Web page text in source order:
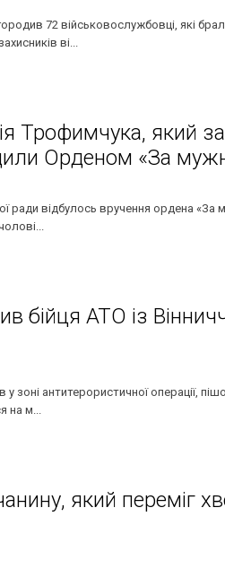
72 військовослужбовці, які
ві...
Трофимчука, який
Орденом «За
ради відбулось вручення ордена «За
бійця АТО із
зоні антитерористичної операції,
на м...
який переміг